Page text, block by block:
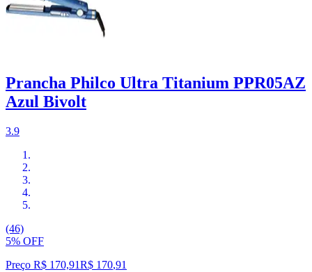
Prancha Philco Ultra Titanium PPR05AZ
Azul Bivolt
3.9
(46)
5% OFF
Preço R$ 170,91R$ 170,91